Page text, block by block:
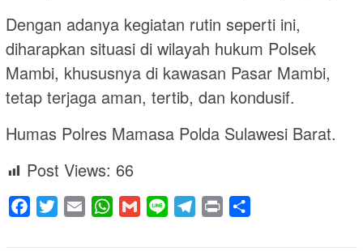
Dengan adanya kegiatan rutin seperti ini,
diharapkan situasi di wilayah hukum Polsek
Mambi, khususnya di kawasan Pasar Mambi,
tetap terjaga aman, tertib, dan kondusif.
Humas Polres Mamasa Polda Sulawesi Barat.
Post Views: 66
Facebook
Twitter Email WhatsApp
Gmail Line Telegram
Print